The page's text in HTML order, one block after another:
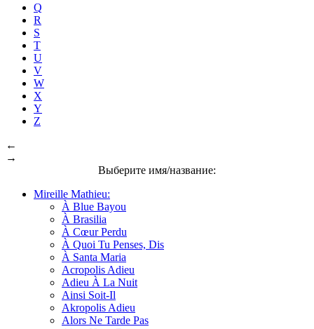
Q
R
S
T
U
V
W
X
Y
Z
←
→
Выберите имя/название:
Mireille Mathieu:
À Blue Bayou
À Brasilia
À Cœur Perdu
À Quoi Tu Penses, Dis
À Santa Maria
Acropolis Adieu
Adieu À La Nuit
Ainsi Soit-Il
Akropolis Adieu
Alors Ne Tarde Pas